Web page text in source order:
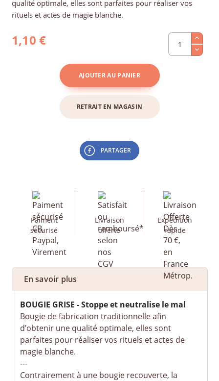
qualité optimale, elles sont parfaites pour réaliser vos
rituels et actes de magie blanche.
1,10 €
AJOUTER AU PANIER
RETRAIT EN MAGASIN
PARTAGER
Paiment
sécurisé
Livraison
offerte
Expédition
rapide
En savoir plus
BOUGIE GRISE - Stoppe et neutralise le mal
Bougie de fabrication traditionnelle afin
d’obtenir une qualité optimale, elles sont
parfaites pour réaliser vos rituels et actes de
magie blanche.
---
Contrairement à une bougie recouverte, la